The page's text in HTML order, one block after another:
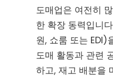
도매업은 여전히
한 확장 동력입니
원, 쇼룸 또는 EDI)
도매 활동과 관련
하고, 재고 배분을